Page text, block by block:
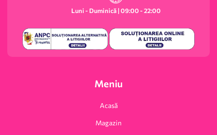
Luni - Duminică | 09:00 - 22:00
Meniu
Acasă
Magazin